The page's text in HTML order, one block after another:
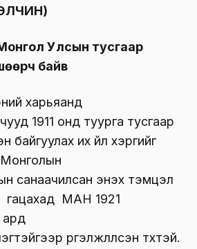
Улсын тусгаар
байв
харьяанд
1911 онд туурга тусгаар
байгуулах их үйл хэргийг
Монголын
санаачилсан энэхүү тэмцэл
МАН 1921
ард
үргэлжлүүлсэн түүхтэй.